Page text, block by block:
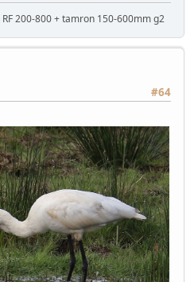
200-800 + tamron 150-600mm g2
#64